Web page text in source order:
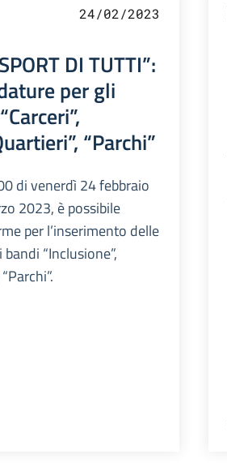
24/02/2023
DI TUTTI”:
per gli
“Parchi”
di venerdì 24 febbraio
2023, è possibile
per l’inserimento delle
“Inclusione”,